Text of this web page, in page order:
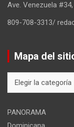
Ave. Venezuela
809-708-3313/
Mapa del
del
PANORAMA